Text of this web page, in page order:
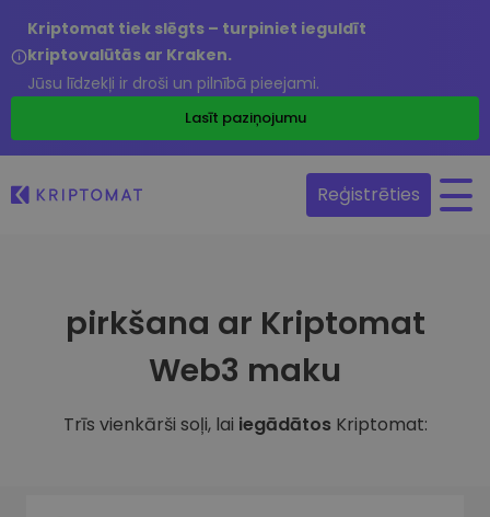
Kriptomat tiek slēgts – turpiniet ieguldīt
kriptovalūtās ar Kraken.
Jūsu līdzekļi ir droši un pilnībā pieejami.
Lasīt paziņojumu
Reģistrēties
pirkšana ar Kriptomat
Web3 maku
Trīs vienkārši soļi, lai iegādātos Kriptomat: